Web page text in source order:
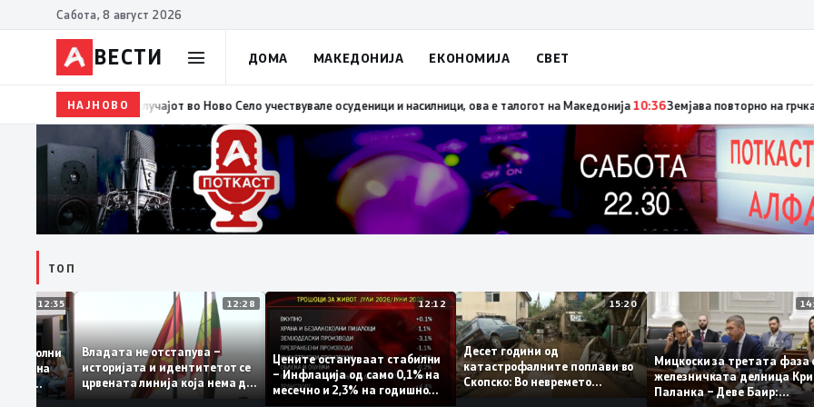
Сабота, 8 август 2026
ВЕСТИ ДОМА МАКЕДОНИЈА ЕКОНОМИЈА СВЕТ
НАЈНОВО10:37ВМРО-ДПМНЕ: „Детето“ како што вели Филипче, денес со изјавата призна дека во случајот во Ново Село учествувале
ТОП
12:35
се задоволни
на
12:28
Владата не отстапува –
историјата и идентитетот се
црвената линија која нема да
се погази
12:12
Цените остануваат стабилни
– Инфлација од само 0,1% на
месечно и 2,3% на годишно
15:20
Десет години од
катастрофалните поплави во
Скопско: Во невремето
Мицкоски за третата
железничката делница
Паланка – Деве Баир: